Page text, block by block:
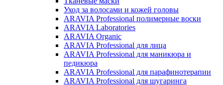
Уход за волосами и кожей головы
ARAVIA Professional полимерные воски
ARAVIA Laboratories
ARAVIA Organic
ARAVIA Professional для лица
ARAVIA Professional для маникюра и
педикюра
ARAVIA Professional для парафинотерапии
ARAVIA Professional для шугаринга